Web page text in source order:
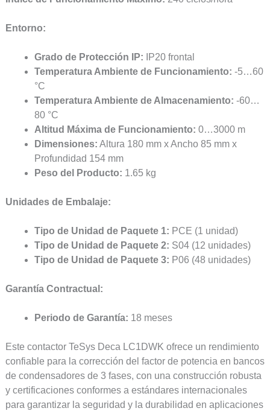
Entorno:
Grado de Protección IP: IP20 frontal
Temperatura Ambiente de Funcionamiento: -5…60
°C
Temperatura Ambiente de Almacenamiento: -60…
80 °C
Altitud Máxima de Funcionamiento: 0…3000 m
Dimensiones: Altura 180 mm x Ancho 85 mm x
Profundidad 154 mm
Peso del Producto: 1.65 kg
Unidades de Embalaje:
Tipo de Unidad de Paquete 1: PCE (1 unidad)
Tipo de Unidad de Paquete 2: S04 (12 unidades)
Tipo de Unidad de Paquete 3: P06 (48 unidades)
Garantía Contractual:
Periodo de Garantía: 18 meses
Este contactor TeSys Deca LC1DWK ofrece un rendimiento
confiable para la corrección del factor de potencia en bancos
de condensadores de 3 fases, con una construcción robusta
y certificaciones conformes a estándares internacionales
para garantizar la seguridad y la durabilidad en aplicaciones